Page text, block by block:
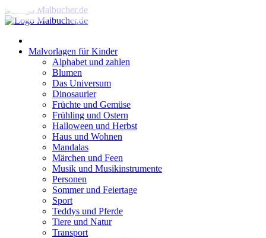
Zum
Inhalt
Malvorlagen für Kinder
Alphabet und zahlen
Blumen
Das Universum
Dinosaurier
Früchte und Gemüse
Frühling und Ostern
Halloween und Herbst
Haus und Wohnen
Mandalas
Märchen und Feen
Musik und Musikinstrumente
Personen
Sommer und Feiertage
Sport
Teddys und Pferde
Tiere und Natur
Transport